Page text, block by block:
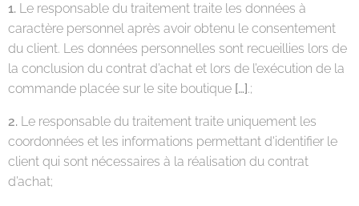
1. Le responsable du traitement traite les données à
caractère personnel après avoir obtenu le consentement
du client. Les données personnelles sont recueillies lors de
la conclusion du contrat d’achat et lors de l’exécution de la
commande placée sur le site boutique […].;
2. Le responsable du traitement traite uniquement les
coordonnées et les informations permettant d'identifier le
client qui sont nécessaires à la réalisation du contrat
d’achat;